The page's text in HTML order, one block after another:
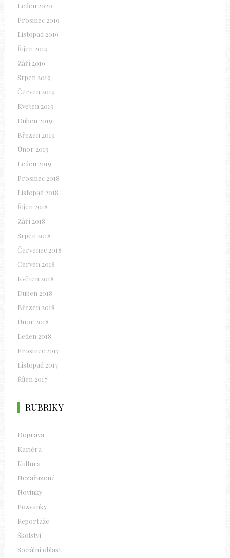
Leden 2020
Prosinec 2019
Listopad 2019
Říjen 2019
Září 2019
Srpen 2019
Červen 2019
Květen 2019
Duben 2019
Březen 2019
Únor 2019
Leden 2019
Prosinec 2018
Listopad 2018
Říjen 2018
Září 2018
Srpen 2018
Červenec 2018
Červen 2018
Květen 2018
Duben 2018
Březen 2018
Únor 2018
Leden 2018
Prosinec 2017
Listopad 2017
Říjen 2017
RUBRIKY
Doprava
Kariéra
Kultura
Nezařazené
Novinky
Pozvánky
Reportáže
Školství
Sociální oblast